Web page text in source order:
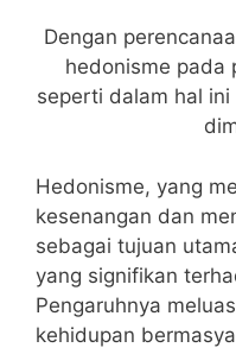
Dengan
hedonisme pada
seperti dalam hal
Hedonisme, yang
kesenangan dan
sebagai tujuan
yang signifikan
Pengaruhnya
kehidupan